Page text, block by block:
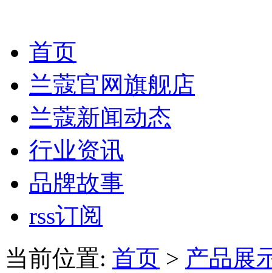
首页
兰蔻官网旗舰店
兰蔻新闻动态
行业资讯
品牌故事
rss订阅
当前位置: 首页 > 产品展